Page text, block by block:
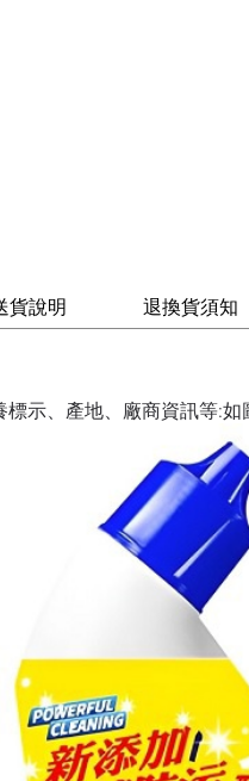
貨說明 退換貨須知
示、產地、廠商資訊等:如